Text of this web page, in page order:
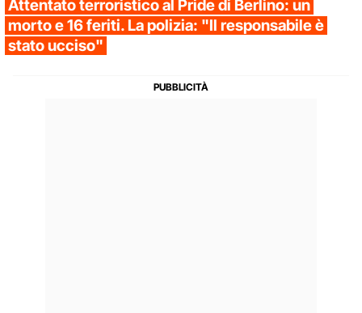
Attentato terroristico al Pride di Berlino: un
morto e 16 feriti. La polizia: "Il responsabile è
stato ucciso"